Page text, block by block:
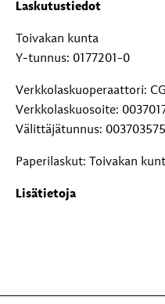
Laskutustiedot
Toivakan kunta
Y-tunnus: 0177201-0
Verkkolaskuoperaattori:
Verkkolaskuosoite:
Välittäjätunnus:
Paperilaskut: Toivakan
Lisätietoja